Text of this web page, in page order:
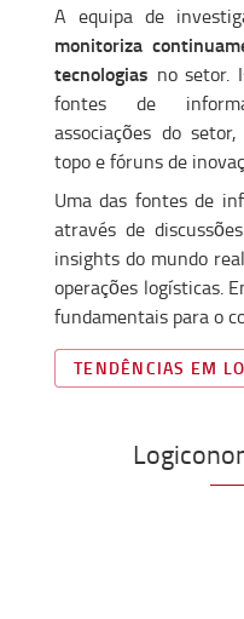
A equipa de
monitoriza
tecnologias no setor.
fontes de
associações do
topo e fóruns de
Uma das fontes de
através de
insights do mundo
operações logísticas.
fundamentais para o
TENDÊNCIAS EM